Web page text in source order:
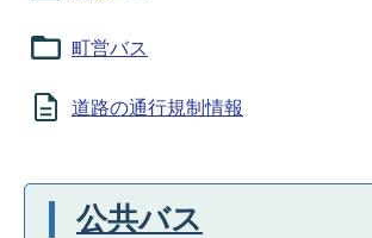
町営バス
道路の通行規制情報
公共バス